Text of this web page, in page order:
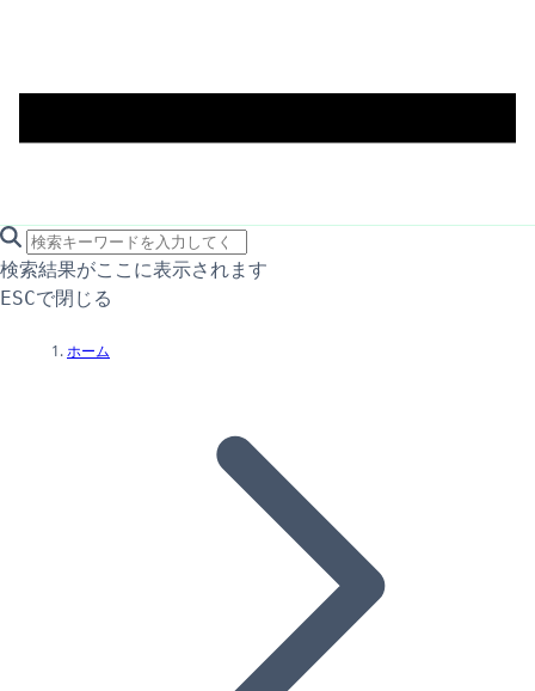
search icon
サイト内検索
検索結果がここに表示されます
ESCで閉じる
ホーム